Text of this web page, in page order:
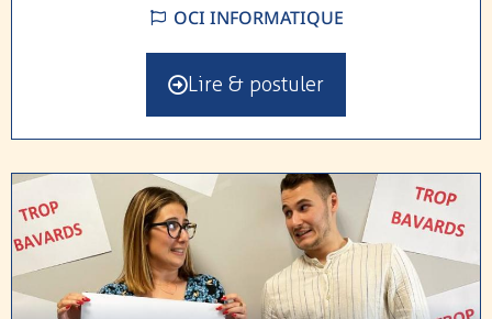
OCI INFORMATIQUE
Lire & postuler